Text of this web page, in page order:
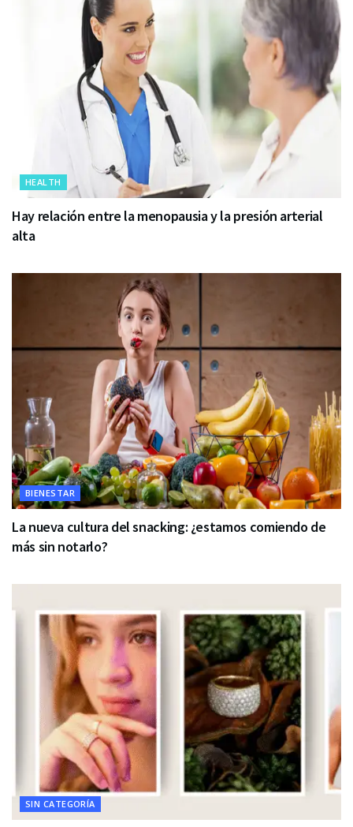
HEALTH
Hay relación entre la menopausia y la presión arterial
alta
BIENESTAR
La nueva cultura del snacking: ¿estamos comiendo de
más sin notarlo?
SIN CATEGORÍA